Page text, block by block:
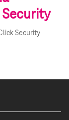
Security